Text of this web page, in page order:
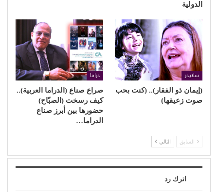
الدولية
سلايدر
(إيمان ذو الفقار).. (كنت بحب
صوت زعيقها)
دراما
صراع صناع (الدراما العربية)..
كيف رسخت (الصبّاح)
حضورها بين أبرز صناع
الدراما…
السابق التالي
اترك رد